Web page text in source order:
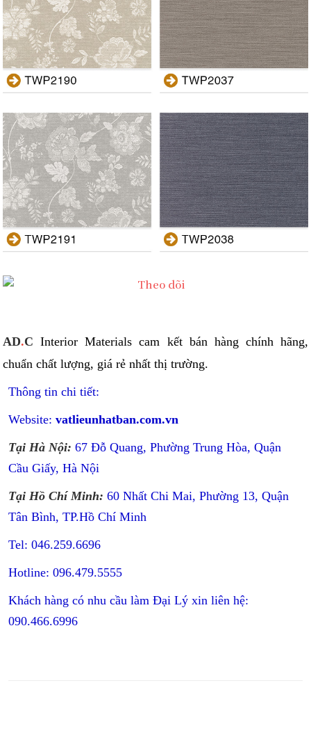
AD.C Interior Materials cam kết bán hàng chính hãng,
chuẩn chất lượng, giá rẻ nhất thị trường.
Thông tin chi tiết:
Website: vatlieunhatban.com.vn
Tại Hà Nội: 67 Đỗ Quang, Phường Trung Hòa, Quận
Cầu Giấy, Hà Nội
Tại Hồ Chí Minh: 60 Nhất Chi Mai, Phường 13, Quận
Tân Bình, TP.Hồ Chí Minh
Tel: 046.259.6696
Hotline: 096.479.5555
Khách hàng có nhu cầu làm Đại Lý xin liên hệ:
090.466.6996